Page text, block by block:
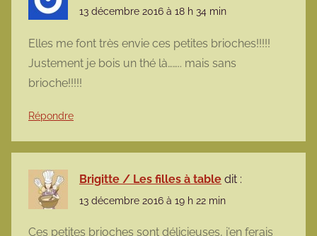
13 décembre 2016 à 18 h 34 min
Elles me font très envie ces petites brioches!!!!!
Justement je bois un thé là…….. mais sans
brioche!!!!!
Répondre
Brigitte / Les filles à table dit :
13 décembre 2016 à 19 h 22 min
Ces petites brioches sont délicieuses, j’en ferais